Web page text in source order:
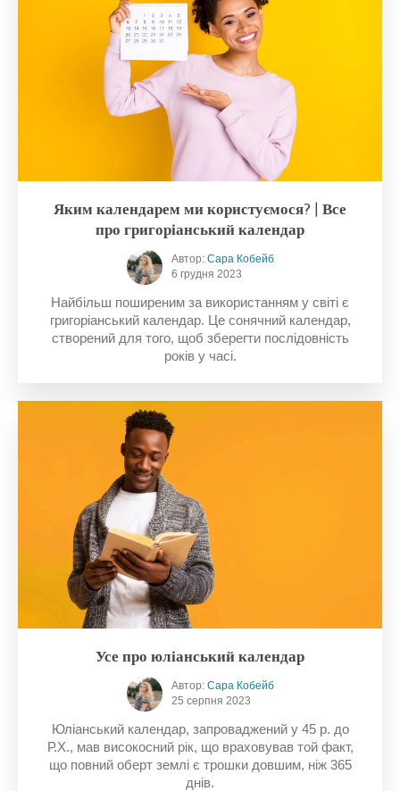
Яким календарем ми користуємося? | Все
про григоріанський календар
Автор: Сара Кобейб
6 грудня 2023
Найбільш поширеним за використанням у світі є
григоріанський календар. Це сонячний календар,
створений для того, щоб зберегти послідовність
років у часі.
Усе про юліанський календар
Автор: Сара Кобейб
25 серпня 2023
Юліанський календар, запроваджений у 45 р. до
Р.Х., мав високосний рік, що враховував той факт,
що повний оберт землі є трошки довшим, ніж 365
днів.